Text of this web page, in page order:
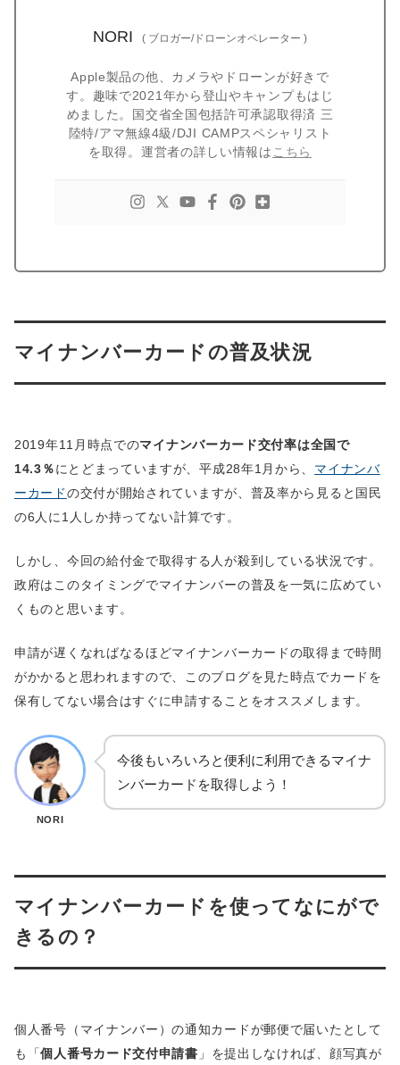
NORI ( ブロガー/ドローンオペレーター )
Apple製品の他、カメラやドローンが好きで
す。趣味で2021年から登山やキャンプもはじ
めました。国交省全国包括許可承認取得済 三
陸特/アマ無線4級/DJI CAMPスペシャリスト
を取得。運営者の詳しい情報は こちら
マイナンバーカードの普及状況
2019年11月時点でのマイナンバーカード交付率は全国で
14.3％にとどまっていますが、平成28年1月から、 マイナンバ
ーカードの交付が開始されていますが、普及率から見ると国民
の6人に1人しか持ってない計算です。
しかし、今回の給付金で取得する人が殺到している状況です。
政府はこのタイミングでマイナンバーの普及を一気に広めてい
くものと思います。
申請が遅くなればなるほどマイナンバーカードの取得まで時間
がかかると思われますので、このブログを見た時点でカードを
保有してない場合はすぐに申請することをオススメします。
NORI
今後もいろいろと便利に利用できるマイナ
ンバーカードを取得しよう！
マイナンバーカードを使ってなにがで
きるの？
個人番号（マイナンバー）の通知カードが郵便で届いたとして
も「個人番号カード交付申請書 」を提出しなければ、顔写真が